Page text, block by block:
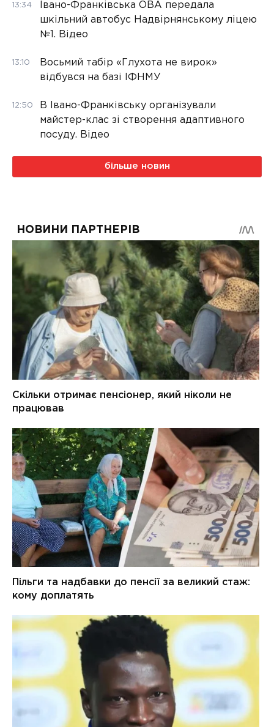
13:34
Івано-Франківська ОВА передала
шкільний автобус Надвірнянському ліцею
№1. Відео
13:10
Восьмий табір «Глухота не вирок»
відбувся на базі ІФНМУ
12:50
В Івано-Франківську організували
майстер-клас зі створення адаптивного
посуду. Відео
більше новин